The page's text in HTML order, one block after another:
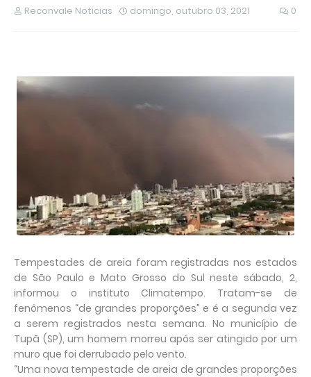
Reconvale Noticias domingo, outubro 03, 2021 0
Tempestades de areia foram registradas nos estados
de São Paulo e Mato Grosso do Sul neste sábado, 2,
informou o instituto Climatempo. Tratam-se de
fenômenos “de grandes proporções” e é a segunda vez
a serem registrados nesta semana. No município de
Tupã (SP), um homem morreu após ser atingido por um
muro que foi derrubado pelo vento.
“Uma nova tempestade de areia de grandes proporções